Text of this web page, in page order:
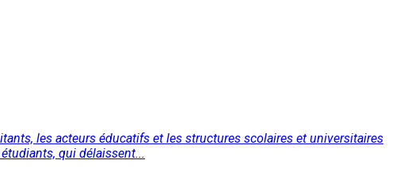
les acteurs éducatifs et les structures scolaires et universitaires
qui délaissent...